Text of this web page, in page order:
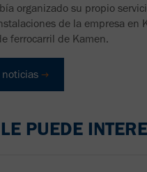
organizado su propio
de la empresa en
ferrocarril de Kamen.
PUEDE